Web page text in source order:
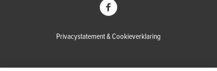
Privacystatement&Cookieverklaring